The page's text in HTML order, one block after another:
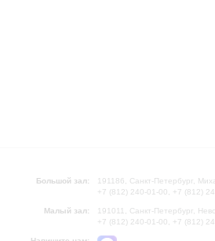
Большой зал:
191186, Санкт-Петербург,
+7 (812) 240-01-00, +7 (812)
Малый зал:
191011, Санкт-Петербург,
+7 (812) 240-01-00, +7 (812)